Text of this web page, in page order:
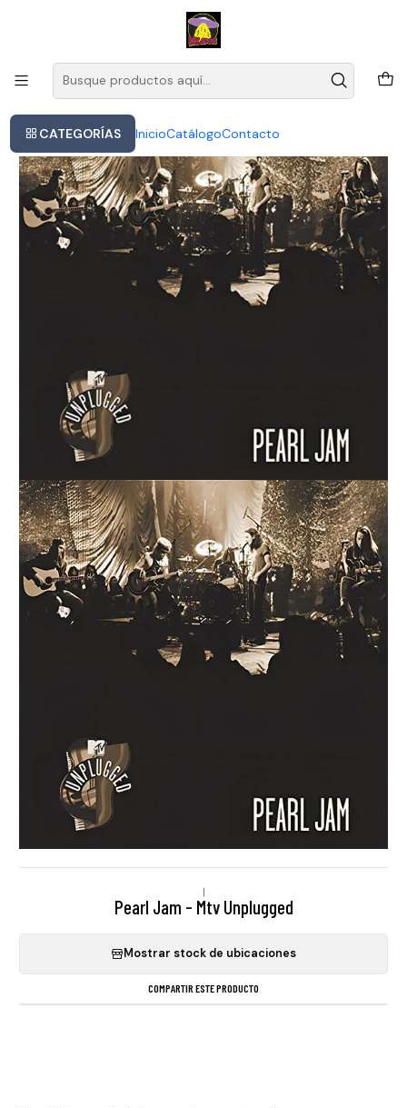
CATEGORÍAS InicioCatálogoContacto
Este es el texto del slide
|
Pearl Jam - Mtv Unplugged
Mostrar stock de ubicaciones
COMPARTIR ESTE PRODUCTO